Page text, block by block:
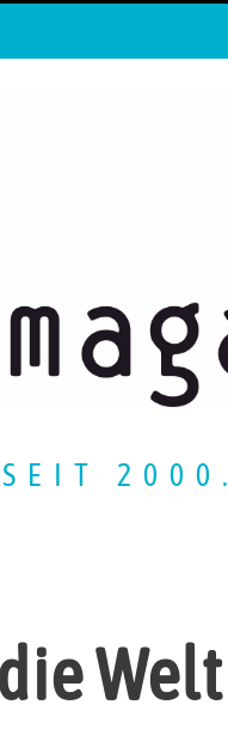
2000.
Welt